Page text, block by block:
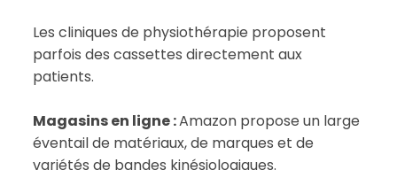
Les cliniques de physiothérapie proposent
parfois des cassettes directement aux
patients.
Magasins en ligne :Amazon propose un large
éventail de matériaux, de marques et de
variétés de bandes kinésiologiques.